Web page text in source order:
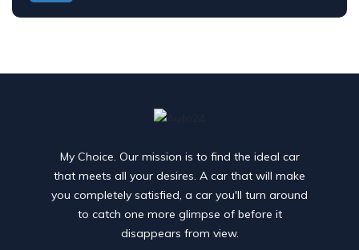
My Choice. Our mission is to find the ideal car
that meets all your desires. A car that will make
you completely satisfied, a car you'll turn around
to catch one more glimpse of before it
disappears from view.